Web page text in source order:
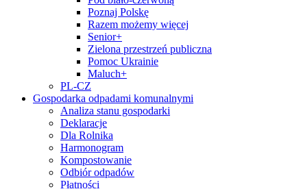
Poznaj Polskę
Razem możemy więcej
Senior+
Zielona przestrzeń publiczna
Pomoc Ukrainie
Maluch+
PL-CZ
Gospodarka odpadami komunalnymi
Analiza stanu gospodarki
Deklaracje
Dla Rolnika
Harmonogram
Kompostowanie
Odbiór odpadów
Płatności